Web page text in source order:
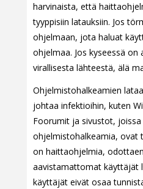
harvinaista, että
tyyppisiin latauksiin. Jos
ohjelmaan, jota haluat
ohjelmaa. Jos kyseessä
virallisesta lähteestä, älä
Ohjelmistohalkeamien
johtaa infektioihin, kuten
Foorumit ja sivustot, joissa
ohjelmistohalkeamia, ovat
on haittaohjelmia,
aavistamattomat käyttäjät
käyttäjät eivät osaa